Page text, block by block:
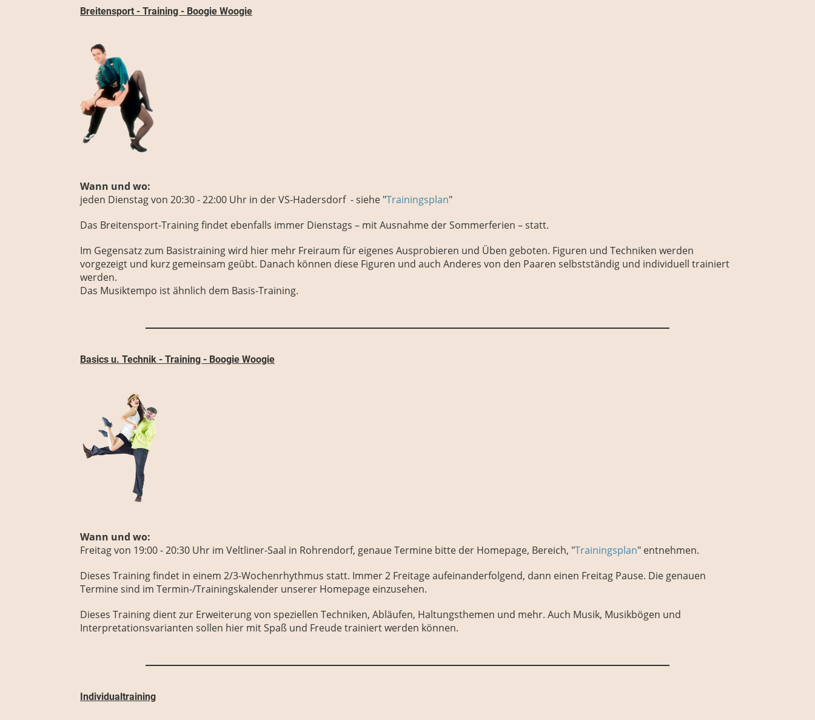
Breitensport - Training - Boogie Woogie
Wann und wo:
jeden Dienstagvon 20:30 - 22:00 Uhr in der VS-Hadersdorf - siehe "Trainingsplan"
Das Breitensport-Training findet ebenfalls immer Dienstags – mit Ausnahme der Sommerferien – statt.
Im Gegensatz zum Basistraining wird hier mehr Freiraum für eigenes Ausprobieren und Üben geboten. Figuren und Techniken werden
vorgezeigt und kurz gemeinsam geübt. Danach können diese Figuren und auch Anderes von den Paaren selbstständig und individuell trainiert
werden.
Das Musiktempo ist ähnlich dem Basis-Training.
Basics u. Technik - Training - Boogie Woogie
Wann und wo:
Freitagvon 19:00 - 20:30 Uhr im Veltliner-Saal in Rohrendorf, genaue Termine bitte der Homepage, Bereich, "Trainingsplan" entnehmen.
Dieses Training findet in einem 2/3-Wochenrhythmus statt. Immer 2 Freitage aufeinanderfolgend, dann einen Freitag Pause. Die genauen
Termine sind im Termin-/Trainingskalender unserer Homepage einzusehen.
Dieses Training dient zur Erweiterung von speziellen Techniken, Abläufen, Haltungsthemen und mehr. Auch Musik, Musikbögen und
Interpretationsvarianten sollen hier mit Spaß und Freude trainiert werden können.
Individualtraining